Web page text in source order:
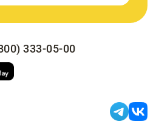
333-05-00